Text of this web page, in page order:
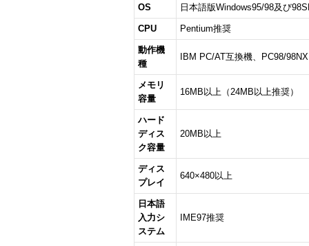
OS 日本語版Windows95/98及び
CPU Pentium推奨
動作機
種
IBM PC/AT互換機、PC98/98NX
メモリ
容量
16MB以上（24MB以上推奨）
ハード
ディス
ク容量
20MB以上
ディス
プレイ
640×480以上
日本語
入力シ
ステム
IME97推奨